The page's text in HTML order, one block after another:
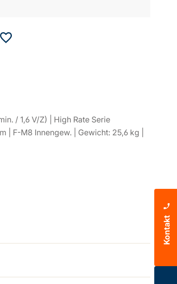
/ 1,6 V/Z) | High Rate Serie
| F-M8 Innengew. | Gewicht: 25,6 kg |
Kontakt